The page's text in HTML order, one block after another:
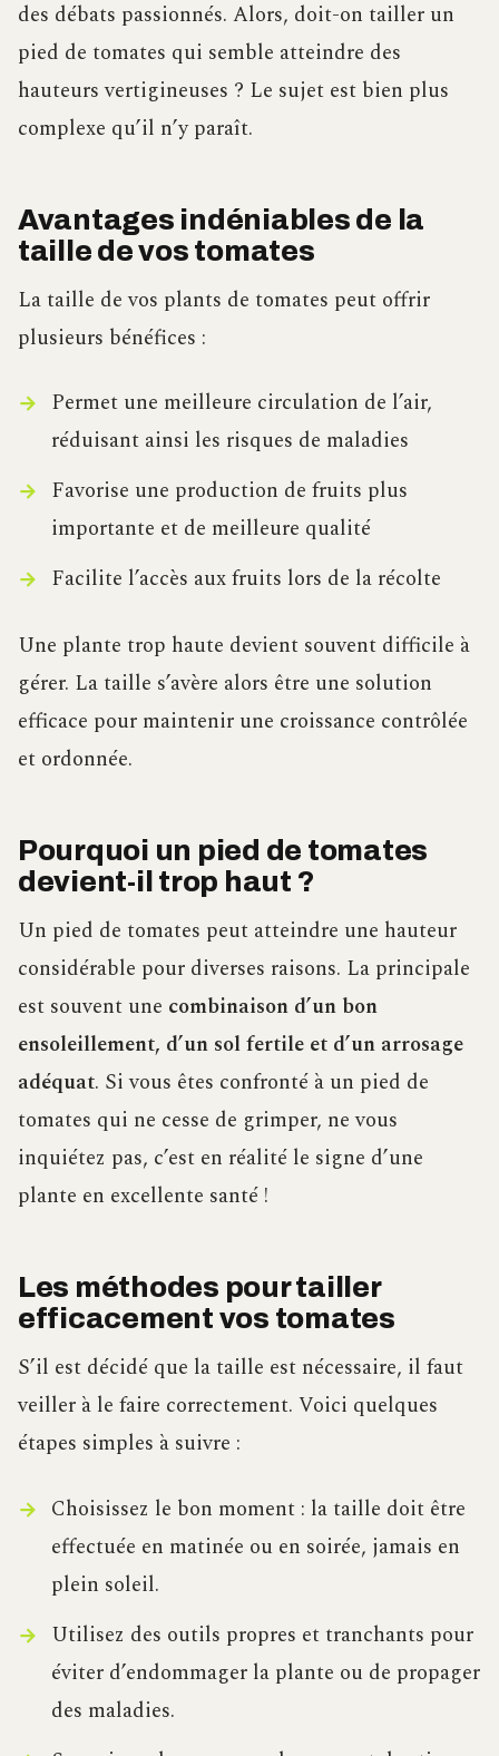
des débats passionnés. Alors, doit-on tailler un
pied de tomates qui semble atteindre des
hauteurs vertigineuses ? Le sujet est bien plus
complexe qu’il n’y paraît.
Avantages indéniables de la
taille de vos tomates
La taille de vos plants de tomates peut offrir
plusieurs bénéfices :
Permet une meilleure circulation de l’air,
réduisant ainsi les risques de maladies
Favorise une production de fruits plus
importante et de meilleure qualité
Facilite l’accès aux fruits lors de la récolte
Une plante trop haute devient souvent difficile à
gérer. La taille s’avère alors être une solution
efficace pour maintenir une croissance contrôlée
et ordonnée.
Pourquoi un pied de tomates
devient-il trop haut ?
Un pied de tomates peut atteindre une hauteur
considérable pour diverses raisons. La principale
est souvent une combinaison d’un bon
ensoleillement, d’un sol fertile et d’un arrosage
adéquat. Si vous êtes confronté à un pied de
tomates qui ne cesse de grimper, ne vous
inquiétez pas, c’est en réalité le signe d’une
plante en excellente santé !
Les méthodes pour tailler
efficacement vos tomates
S’il est décidé que la taille est nécessaire, il faut
veiller à le faire correctement. Voici quelques
étapes simples à suivre :
Choisissez le bon moment : la taille doit être
effectuée en matinée ou en soirée, jamais en
plein soleil.
Utilisez des outils propres et tranchants pour
éviter d’endommager la plante ou de propager
des maladies.